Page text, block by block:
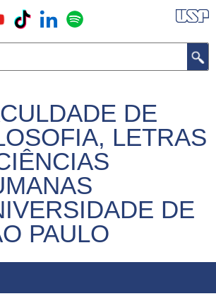
DE
LETRAS
DE
PAULO